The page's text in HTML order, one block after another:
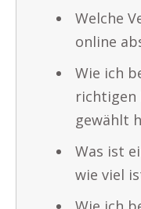
Welche
online
Wie ich
richtigen
gewählt
Was ist
wie viel